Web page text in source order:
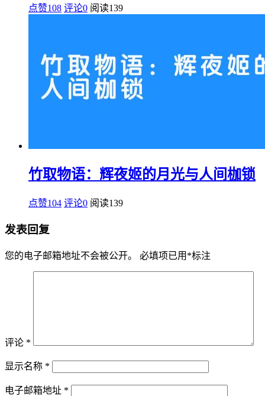
点赞108 评论0 阅读139
竹取物语：辉夜姬的月光与人间枷锁
点赞104 评论0 阅读139
发表回复
您的电子邮箱地址不会被公开。 必填项已用 *标注
评论 *
显示名称 *
电子邮箱地址 *